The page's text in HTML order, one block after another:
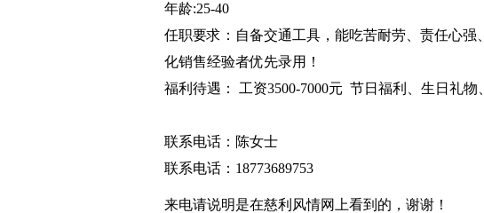
年龄:25-40
任职要求：自备交通工具，能吃苦耐劳、责任心
化销售经验者优先录用！‍‍
福利待遇： 工资3500-7000元 节日福利、生日礼
联系电话：陈女士
联系电话：18773689753
来电请说明是在慈利风情网上看到的，谢谢！